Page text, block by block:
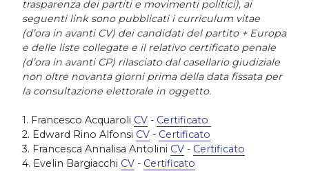
trasparenza dei partiti e movimenti politici), ai
seguenti link sono pubblicati i curriculum vitae
(d’ora in avanti CV) dei candidati del partito + Europa
e delle liste collegate e il relativo certificato penale
(d’ora in avanti CP) rilasciato dal casellario giudiziale
non oltre novanta giorni prima della data fissata per
la consultazione elettorale in oggetto.
1. Francesco Acquaroli CV - Certificato
2. Edward Rino Alfonsi CV - Certificato
3. Francesca Annalisa Antolini CV - Certificato
4. Evelin Bargiacchi CV - Certificato